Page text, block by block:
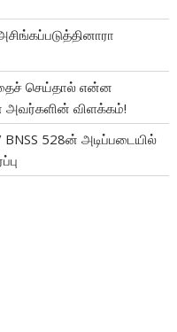
செய்தால் என்ன
அவர்களின் விளக்கம்!
/ BNSS 528ன் அடிப்படையில்